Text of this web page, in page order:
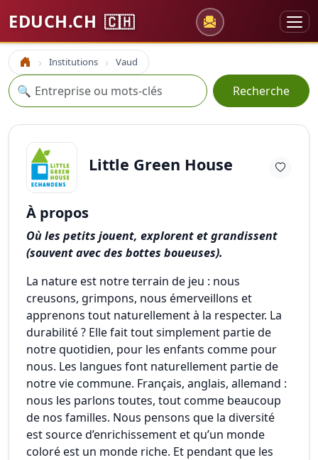
EDUCH.CH 🇨🇭
Accueil Institutions Vaud
Recherche
🔍 Recherche
Little Green House
À propos
Où les petits jouent, explorent et grandissent
(souvent avec des bottes boueuses).
La nature est notre terrain de jeu : nous
creusons, grimpons, nous émerveillons et
apprenons tout naturellement à la respecter. La
durabilité ? Elle fait tout simplement partie de
notre quotidien, pour les enfants comme pour
nous. Les langues font naturellement partie de
notre vie commune. Français, anglais, allemand :
nous les parlons toutes, tout comme beaucoup
de nos familles. Nous pensons que la diversité
est source d’enrichissement et qu’un monde
coloré est un monde riche. Et pendant que les